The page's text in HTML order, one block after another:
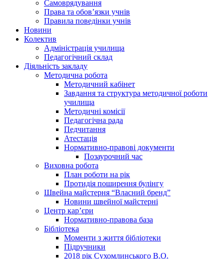
Самоврядування
Права та обов’язки учнів
Правила поведінки учнів
Новини
Колектив
Адміністрація училища
Педагогічний склад
Діяльність закладу
Методична робота
Методичний кабінет
Завдання та структура методичної роботи
училища
Методичні комісії
Педагогічна рада
Педчитання
Атестація
Нормативно-правові документи
Позаурочний час
Виховна робота
План роботи на рік
Протидія поширення булінгу
Швейна майстерня “Власний бренд”
Новини швейної майстерні
Центр кар’єри
Нормативно-правова база
Бібліотека
Моменти з життя бібліотеки
Підручники
2018 рік Сухомлинського В.О.